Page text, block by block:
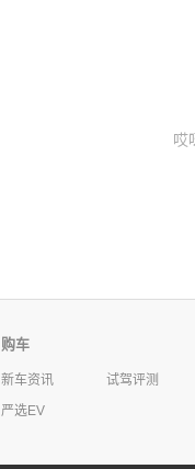
哎
购车
新车资讯
试驾评测
严选EV